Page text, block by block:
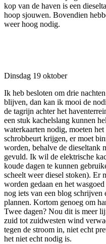
kop van de haven is een
hoop sjouwen. Bovendien
weer hoog nodig.
Dinsdag 19 oktober
Ik heb besloten om drie
blijven, dan kan ik mooi de
de tagrijn achter het
een stuk kachelslang kunnen
waterkaarten nodig, moeten
schrobbeurt krijgen, er moet
worden, behalve de dieseltank
gevuld. Ik wil de elektrische
koude dagen te kunnen
scheelt weer diesel stoken). Er
worden gedaan en het
nog iets van een blog schrijven
plannen. Kortom genoeg om
Twee dagen? Nou dit is meer
zuid tot zuidwesten wind
tegen de stroom in, niet echt
het niet echt nodig is.